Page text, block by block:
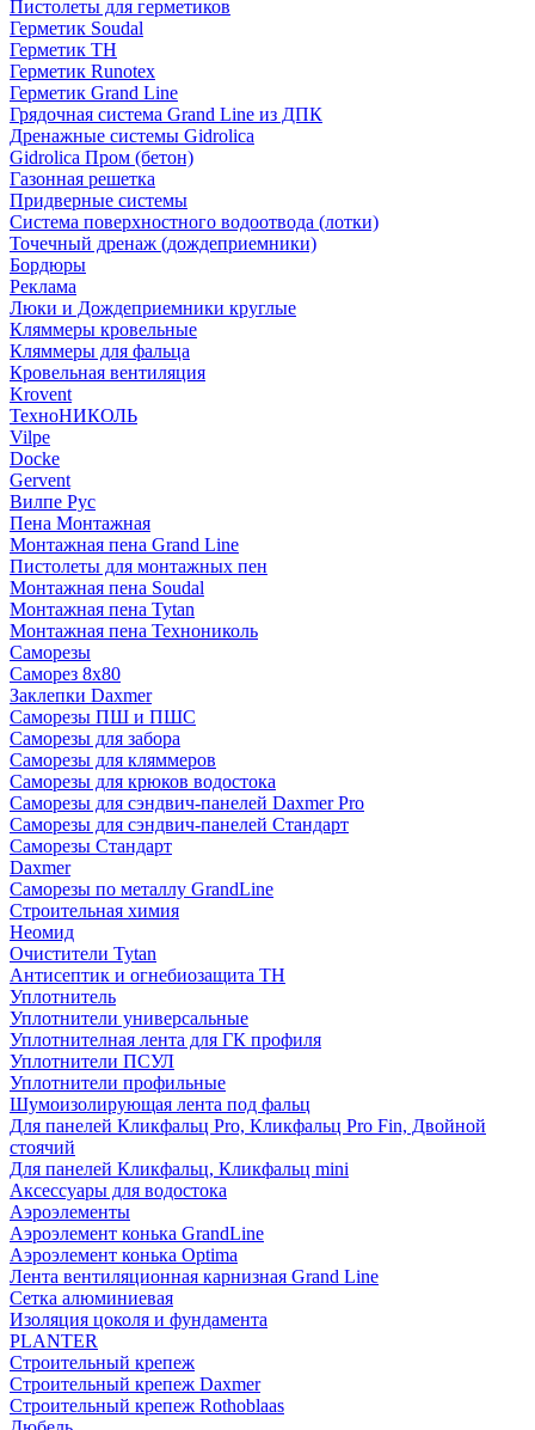
Пистолеты для герметиков
Герметик Soudal
Герметик ТН
Герметик Runotex
Герметик Grand Line
Грядочная система Grand Line из ДПК
Дренажные системы Gidrolica
Gidrolica Пром (бетон)
Газонная решетка
Придверные системы
Система поверхностного водоотвода (лотки)
Точечный дренаж (дождеприемники)
Бордюры
Рекламa
Люки и Дождеприемники круглые
Кляммеры кровельные
Кляммеры для фальца
Кровельная вентиляция
Krovent
ТехноНИКОЛЬ
Vilpe
Docke
Gervent
Вилпе Рус
Пена Монтажнaя
Монтажная пена Grand Linе
Пистолеты для монтажных пен
Монтажная пена Soudal
Монтажная пена Tytan
Монтажная пена Технониколь
Саморезы
Саморез 8х80
Заклепки Daxmer
Саморезы ПШ и ПШС
Саморезы для забора
Саморезы для кляммеров
Саморезы для крюков водостока
Саморезы для сэндвич-панелей Daxmer Pro
Саморезы для сэндвич-панелей Стандарт
Саморезы Стандарт
Daxmer
Саморезы по металлу GrandLine
Строительная химия
Неомид
Очистители Tytan
Антисептик и огнебиозащита ТН
Уплотнитель
Уплотнители универсальные
Уплотнителная лента для ГК профиля
Уплотнители ПСУЛ
Уплотнители профильные
Шумоизолирующая лента под фальц
Для панелей Кликфальц Pro, Кликфальц Pro Fin, Двойной
стоячий
Для панелей Кликфальц, Кликфальц mini
Аксессуары для водостока
Аэроэлементы
Аэроэлемент конька GrandLine
Аэроэлемент конька Optima
Лента вентиляционная карнизная Grand Line
Сетка алюминиевая
Изоляция цоколя и фундамента
PLANTER
Строительный крепеж
Строительный крепеж Daxmer
Строительный крепеж Rothoblaas